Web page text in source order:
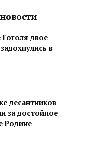
Гоголя двое
в
десантников
за достойное
Родине